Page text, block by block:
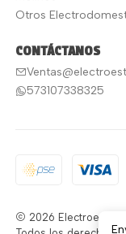
Otros
CONTÁCTANOS
573107338325
2026 Electroestufas.